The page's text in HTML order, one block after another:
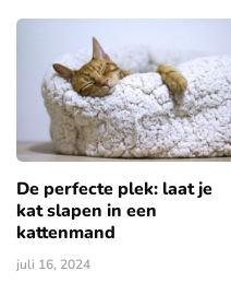
De perfecte plek: laat je
kat slapen in een
kattenmand
juli 16, 2024